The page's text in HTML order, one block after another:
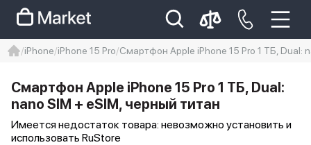
Iphone 14 pro max
айфон 14
iPhone iPhone 15 Pro Смартфон Apple iPhone 15 Pro 1 ТБ, Dual:
Смартфон Apple iPhone 15 Pro 1 ТБ, Dual:
nano SIM + eSIM, черный титан
Имеется недостаток товара: невозможно установить и
использовать RuStore